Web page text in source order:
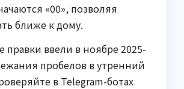
«00», позволяя
ближе к дому.
правки ввели в ноябре 2025-
пробелов в утренний
в Telegram-ботах